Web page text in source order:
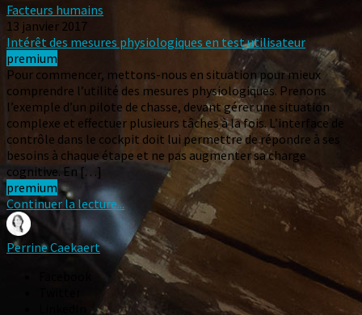
Facteurs humains
13 janvier 2017
Intérêt des mesures physiologiques en test utilisateur
premium
Pour commencer, mettons-nous en situation pour mieux
comprendre l’utilité des mesures physiologiques. Prenons
l’exemple d’un pilote de chasse, devant gérer une situation
complexe et effectuer plusieurs tâches à la fois. L’interface de
contrôle dans le cockpit doit lui permettre de répondre à ses
besoins à chaque étape et ne pas augmenter sa charge
cognitive. En […]
premium
Continuer la lecture...
Perrine Caekaert